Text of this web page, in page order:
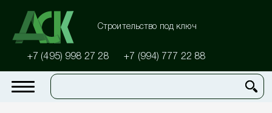
Строительство под ключ
+7 (495) 998 27 28 +7 (994) 777 22 88